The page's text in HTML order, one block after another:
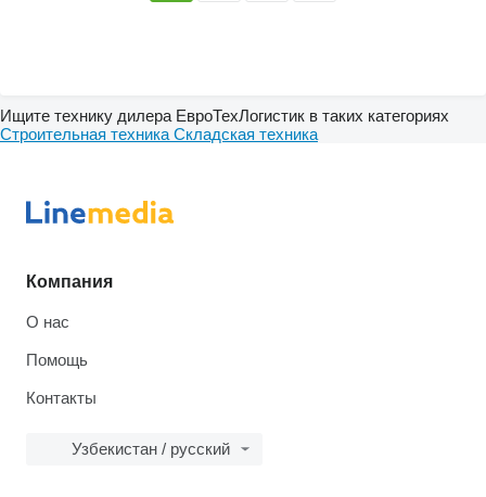
Ищите технику дилера ЕвроТехЛогистик в таких категориях
Строительная техника Складская техника
Компания
О нас
Помощь
Контакты
Узбекистан / русский